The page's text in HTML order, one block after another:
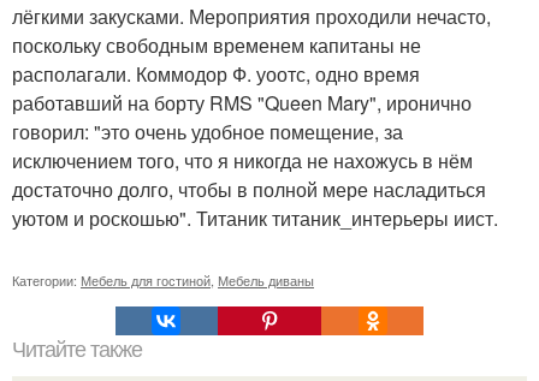
лёгкими закусками. Мероприятия проходили нечасто,
поскольку свободным временем капитаны не
располагали. Коммодор Ф. уоотс, одно время
работавший на борту RMS "Queen Mary", иронично
говорил: "это очень удобное помещение, за
исключением того, что я никогда не нахожусь в нём
достаточно долго, чтобы в полной мере насладиться
уютом и роскошью". Титаник титаник_интерьеры иист.
Категории: Мебель для гостиной Мебель диваны
Читайте также